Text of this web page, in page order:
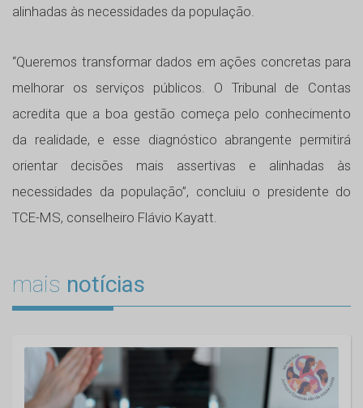
alinhadas às necessidades da população.
“Queremos transformar dados em ações concretas para
melhorar os serviços públicos. O Tribunal de Contas
acredita que a boa gestão começa pelo conhecimento
da realidade, e esse diagnóstico abrangente permitirá
orientar decisões mais assertivas e alinhadas às
necessidades da população”, concluiu o presidente do
TCE-MS, conselheiro Flávio Kayatt.
mais notícias